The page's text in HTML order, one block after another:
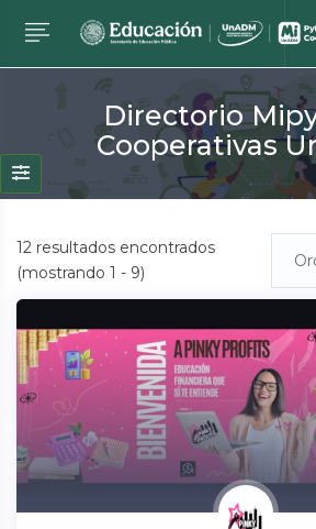
Directorio
Cooperativas
12 resultados encontrados
(mostrando 1 - 9)